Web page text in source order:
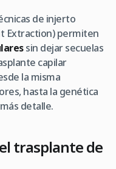
de injerto
Extraction) permiten
sin dejar secuelas
capilar
la misma
hasta la genética
detalle.
trasplante de